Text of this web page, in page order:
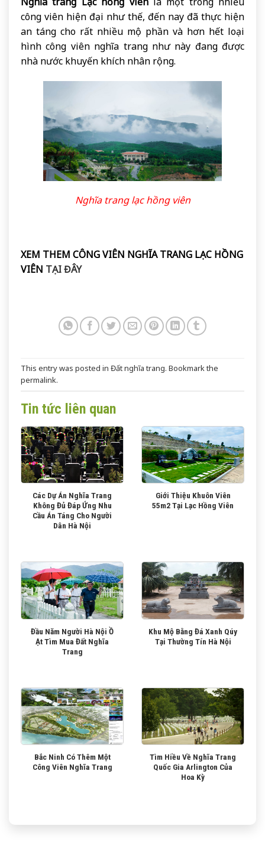
công viên hiện đại như thế, đến nay đã thực hiện
an táng cho rất nhiều mộ phần và hơn hết loại
hình công viên nghĩa trang như này đang được
nhà nước khuyến khích nhân rộng.
Nghĩa trang lạc hồng viên
XEM THEM CÔNG VIÊN NGHĨA TRANG LẠC HỒNG
VIÊN TẠI ĐÂY
This entry was posted in Đất nghĩa trang. Bookmark the
permalink.
Tin tức liên quan
Các Dự Án Nghĩa Trang
Không Đủ Đáp Ứng Nhu
Cầu Án Táng Cho Người
Dân Hà Nội
Giới Thiệu Khuôn Viên
55m2 Tại Lạc Hồng Viên
Đầu Năm Người Hà Nội Ồ
Ạt Tìm Mua Đất Nghĩa
Trang
Khu Mộ Bằng Đá Xanh Qúy
Tại Thường Tín Hà Nội
Bắc Ninh Có Thêm Một
Công Viên Nghĩa Trang
Tìm Hiều Về Nghĩa Trang
Quốc Gia Arlington Của
Hoa Kỳ